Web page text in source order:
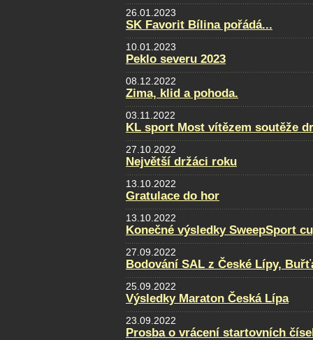
26.01.2023
SK Favorit Bílina pořádá...
10.01.2023
Peklo severu 2023
08.12.2022
Zima, klid a pohoda.
03.11.2022
KL sport Most vítězem soutěže
27.10.2022
Největší držáci roku
13.10.2022
Gratulace do hor
13.10.2022
Konečné výsledky SweepSport
27.09.2022
Bodování SAL z České Lípy,
25.09.2022
Výsledky Maraton Česká Lípa
23.09.2022
Prosba o vrácení startovních